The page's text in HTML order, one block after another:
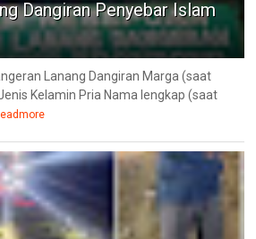
Dangiran Penyebar Islam
Lanang Dangiran Marga (saat
Kelamin Pria Nama lengkap (saat